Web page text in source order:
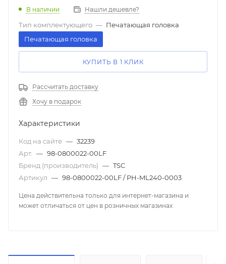
В наличии Нашли дешевле?
Тип комплектующего — Печатающая головка
Печатающая головка
КУПИТЬ В 1 КЛИК
Рассчитать доставку
Хочу в подарок
Характеристики
Код на сайте — 32239
Арт.
— 98-0800022-00LF
Бренд (производитель) — TSC
Артикул — 98-0800022-00LF / PH-ML240-0003
Цена действительна только для интернет-магазина и
может отличаться от цен в розничных магазинах